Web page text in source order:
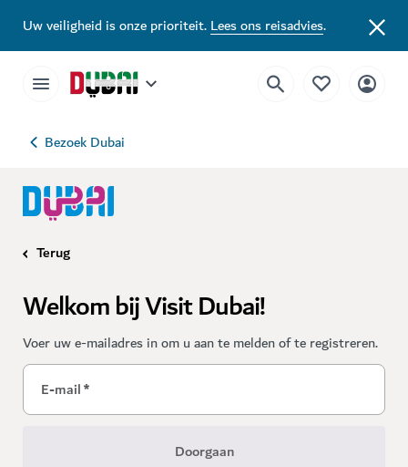
Uw veiligheid is onze prioriteit.Lees ons reisadvies.
Bezoek Dubai
Terug
Welkom bij Visit Dubai!
Voer uw e-mailadres in om u aan te melden of te registreren.
E-mail*
Doorgaan